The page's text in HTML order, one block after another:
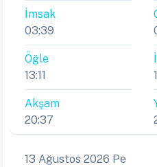
İmsak
03:39
Öğle
13:11
Akşam
20:37
13 Ağustos 2026 Pe